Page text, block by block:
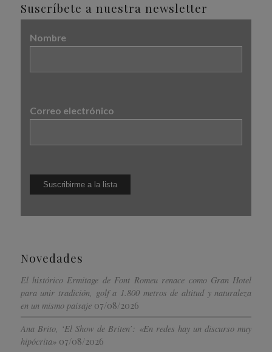
Suscríbete a nuestra newsletter
Nombre
Correo electrónico
Novedades
El histórico Ermitage de Font Romeu renace como Gran Hotel
para unir tradición, golf a 1.800 metros de altitud y naturaleza
en un mismo paisaje 07/08/2026
Ana Brito, ‘El Show de Briten’: «En redes hay un discurso muy
hipócrita» 07/08/2026